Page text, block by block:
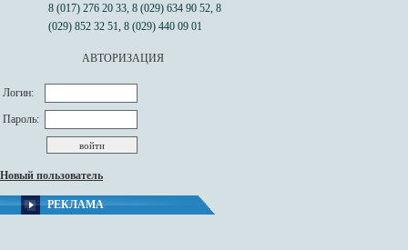
8 (017) 276 20 33, 8 (029) 634 90 52, 8
(029) 852 32 51, 8 (029) 440 09 01
АВТОРИЗАЦИЯ
Логин:
Пароль:
Новый пользователь
РЕКЛАМА